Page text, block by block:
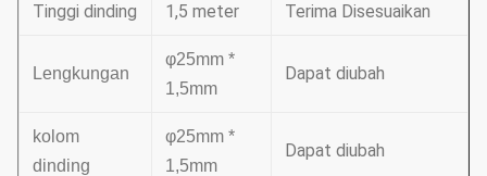
Tinggi dinding 1,5 meter Terima Disesuaikan
Lengkungan
φ25mm *
1,5mm
Dapat diubah
kolom
dinding
φ25mm *
1,5mm
Dapat diubah